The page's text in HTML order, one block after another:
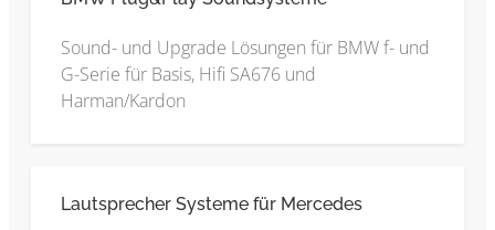
Sound- und Upgrade Lösungen für BMW f- und
G-Serie für Basis, Hifi SA676 und
Harman/Kardon
Lautsprecher Systeme für Mercedes